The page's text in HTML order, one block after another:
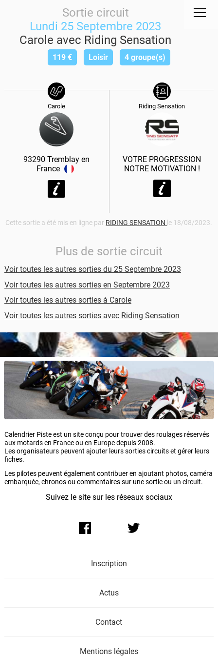
Sortie circuit
Lundi 25 Septembre 2023
Carole avec Riding Sensation
119 € Loisir 4 groupe(s)
Carole
93290 Tremblay en
France
Riding Sensation
VOTRE PROGRESSION
NOTRE MOTIVATION !
Cette sortie a été mis en ligne par RIDING SENSATION le 18/08/2023.
Plus de sortie circuit
Voir toutes les autres sorties du 25 Septembre 2023
Voir toutes les autres sorties en Septembre 2023
Voir toutes les autres sorties à Carole
Voir toutes les autres sorties avec Riding Sensation
Calendrier Piste est un site conçu pour trouver des roulages réservés
aux motards en France ou en Europe depuis 2008.
Les organisateurs peuvent ajouter leurs sorties circuits et gérer leurs
fiches.
Les pilotes peuvent également contribuer en ajoutant photos, caméra
embarquée, chronos ou commentaires sur une sortie ou un circuit.
Suivez le site sur les réseaux sociaux
Inscription
Actus
Contact
Mentions légales